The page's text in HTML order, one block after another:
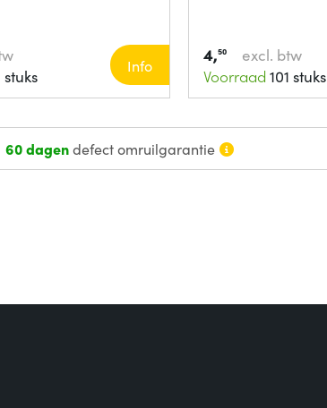
stuks
Info 4,50
excl. btw
Voorraad 101 stuks
60 dagendefect omruilgarantie